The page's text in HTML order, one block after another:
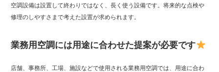
空調設備は設置して終わりではなく、長く使う設備です。将来的な点検や
修理のしやすさまで考えた設置が求められます。
業務用空調には用途に合わせた提案が必要です
店舗、事務所、工場、施設などで使用される業務用空調では、用途に合わ